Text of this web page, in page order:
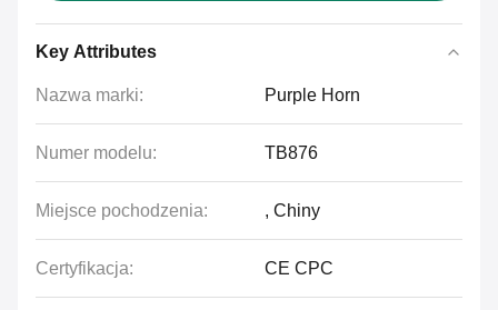
Key Attributes
Nazwa marki: Purple Horn
Numer modelu: TB876
Miejsce pochodzenia: , Chiny
Certyfikacja: CE CPC